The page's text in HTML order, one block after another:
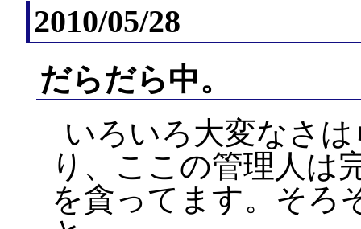
2010/05/28
だらだら中。
いろいろ大変なさ
り、ここの管理人は
を貪ってます。そろ